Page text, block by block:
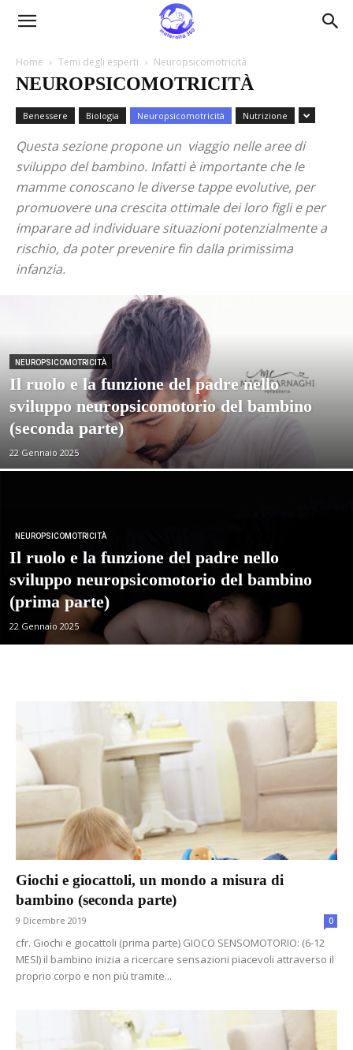
Maternità360
Home Temi degli esperti Neuropsicomotricità
NEUROPSICOMOTRICITÀ
Benessere Biologia Neuropsicomotricità Nutrizione
Questa sezione propone un viaggio nelle aree di
sviluppo del bambino. Infatti è importante che le
mamme conoscano le diverse tappe evolutive, per
promuovere una crescita ottimale dei loro figli e per
imparare ad individuare situazioni potenzialmente a
rischio, da poter prevenire fin dalla primissima
infanzia.
NEUROPSICOMOTRICITÀ
Il ruolo e la funzione del padre nello
sviluppo neuropsicomotorio del bambino
(seconda parte)
22 Gennaio 2025
NEUROPSICOMOTRICITÀ
Il ruolo e la funzione del padre nello
sviluppo neuropsicomotorio del bambino
(prima parte)
22 Gennaio 2025
Giochi e giocattoli, un mondo a misura di
bambino (seconda parte)
9 Dicembre 2019 0
cfr. Giochi e giocattoli (prima parte) GIOCO SENSOMOTORIO: (6-12
MESI) il bambino inizia a ricercare sensazioni piacevoli attraverso il
proprio corpo e non più tramite...